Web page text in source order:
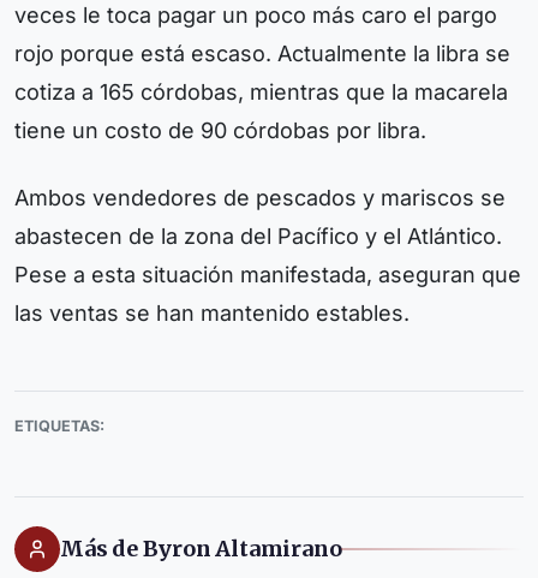
veces le toca pagar un poco más caro el pargo
rojo porque está escaso. Actualmente la libra se
cotiza a 165 córdobas, mientras que la macarela
tiene un costo de 90 córdobas por libra.
Ambos vendedores de pescados y mariscos se
abastecen de la zona del Pacífico y el Atlántico.
Pese a esta situación manifestada, aseguran que
las ventas se han mantenido estables.
ETIQUETAS:
Más de Byron Altamirano